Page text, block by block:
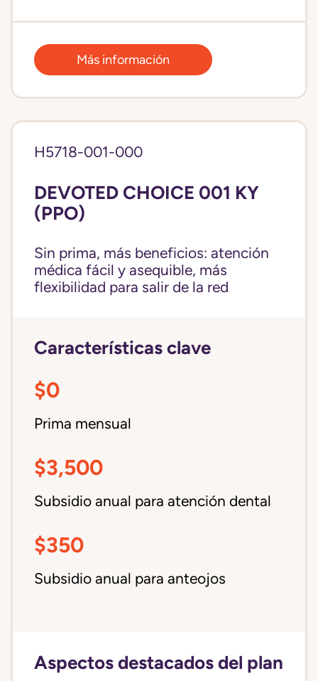
Más información
H5718-001-000
DEVOTED CHOICE 001 KY
(PPO)
Sin prima, más beneficios: atención
médica fácil y asequible, más
flexibilidad para salir de la red
Características clave
$0
Prima mensual
$3,500
Subsidio anual para atención dental
$350
Subsidio anual para anteojos
Aspectos destacados del plan